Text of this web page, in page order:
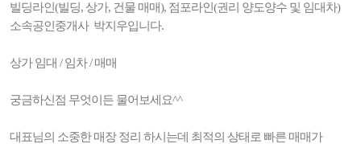
빌딩라인(빌딩, 상가, 건물 매매), 점포라인(권리 양도양수 및 임대차)
소속공인중개사 박지우입니다.
상가 임대 / 임차 / 매매
궁금하신점 무엇이든 물어보세요^^
대표님의 소중한 매장 정리 하시는데 최적의 상태로 빠른 매매가